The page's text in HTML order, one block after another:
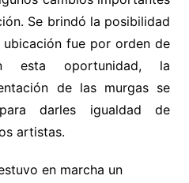
Se brindó la posibilidad
fue por orden de
esta oportunidad, la
de las murgas se
darles igualdad de
artistas.
en marcha un